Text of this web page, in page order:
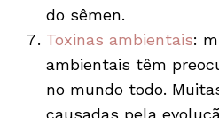
do sêmen.
Toxinas ambientais:
ambientais têm
no mundo todo.
causadas pela